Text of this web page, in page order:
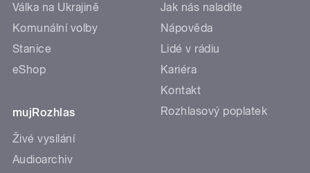
Válka na Ukrajině
Komunální volby
Stanice
eShop
mujRozhlas
Živé vysílání
Audioarchiv
Jak nás naladíte
Nápověda
Lidé v rádiu
Kariéra
Kontakt
Rozhlasový poplatek